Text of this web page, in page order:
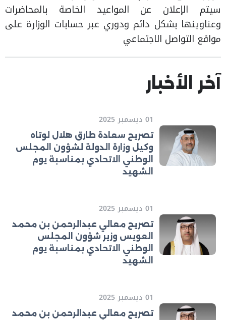
سيتم الإعلان عن المواعيد الخاصة بالمحاضرات
وعناوينها بشكل دائم ودوري عبر حسابات الوزارة على
مواقع التواصل الاجتماعي
آخر الأخبار
01 ديسمبر 2025
تصريح سعادة طارق هلال لوتاه
وكيل وزارة الدولة لشؤون المجلس
الوطني الاتحادي بمناسبة يوم
الشهيد
01 ديسمبر 2025
تصريح معالي عبدالرحمن بن محمد
العويس وزير شؤون المجلس
الوطني الاتحادي بمناسبة يوم
الشهيد
01 ديسمبر 2025
تصريح معالي عبدالرحمن بن محمد